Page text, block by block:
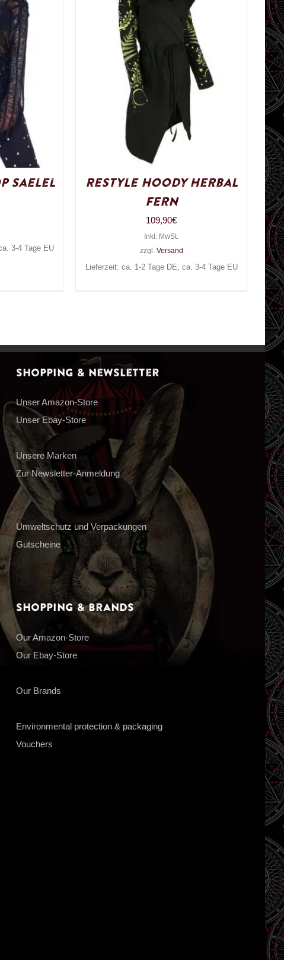
Saelel
3-4 Tage EU
Restyle Hoody Herbal
Fern
109,90€
Inkl. MwSt.
zzgl. Versand
Lieferzeit: ca. 1-2 Tage DE, ca. 3-4 Tage EU
Shopping & Newsletter
Unser Amazon-Store
Unser Ebay-Store
Unsere Marken
Zur Newsletter-Anmeldung
Umweltschutz und Verpackungen
Gutscheine
Shopping & Brands
Our Amazon-Store
Our Ebay-Store
Our Brands
Environmental protection & packaging
Vouchers